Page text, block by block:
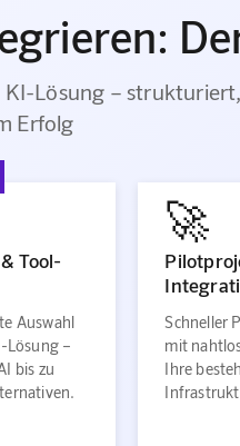
Lösung –
Erfolg
Tool-
Auswahl
Lösung –
bis zu
🚀
Schneller
mit
Ihre